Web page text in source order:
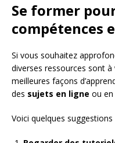
Se former
compétences
Si vous souhaitez
diverses ressources sont
meilleures façons
des sujets en ligne ou en
Voici quelques